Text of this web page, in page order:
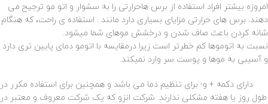
امروزه بیشتر افراد استفاده از برس هاحرارتی را به سشوار و اتو مو ترجیح می
دهند. برس های حرارتی مزایای بسیاری دارد مانند : استفاده ی راحت، که هنگام
شانه کردن باعث صاف شدن و درخشش موهای شما میشود.
نسبت به اتوموها کم خطرتر است زیرا درمقایسه با اتومو دمای پایین تری دارد
و آسیبی به موها و پوست سر وارد نمیکند.
دارای دکمه + و- برای تنظیم دما می باشد و همچنین برای استفاده مکرر در
طول روز یا هفته مشکلی ندارند. شرکت انزو که یک شرکت معروف و معتبر در